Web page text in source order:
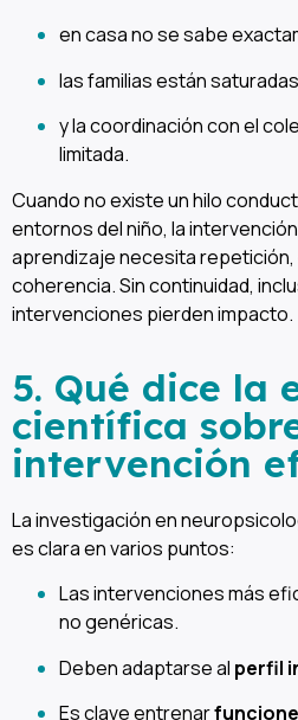
en casa no se sabe
las familias están
y la coordinación con el
limitada.
Cuando no existe un hilo
entornos del niño, la
aprendizaje necesita
coherencia. Sin continuidad,
intervenciones pierden impacto.
5. Qué dice la
científica
intervención
La investigación en
es clara en varios puntos:
Las intervenciones más
no genéricas.
Deben adaptarse al perfil
Es clave entrenar